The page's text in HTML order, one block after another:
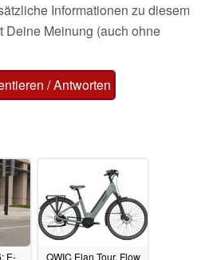
Informationen zu diesem
Deine Meinung (auch ohne
/ Antworten
E-
QWIC Elan Tour, Flow